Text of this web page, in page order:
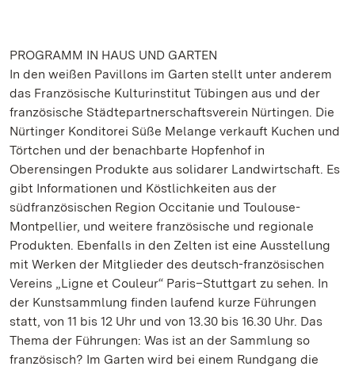
PROGRAMM IN HAUS UND GARTEN
In den weißen Pavillons im Garten stellt unter anderem
das Französische Kulturinstitut Tübingen aus und der
französische Städtepartnerschaftsverein Nürtingen. Die
Nürtinger Konditorei Süße Melange verkauft Kuchen und
Törtchen und der benachbarte Hopfenhof in
Oberensingen Produkte aus solidarer Landwirtschaft. Es
gibt Informationen und Köstlichkeiten aus der
südfranzösischen Region Occitanie und Toulouse-
Montpellier, und weitere französische und regionale
Produkten. Ebenfalls in den Zelten ist eine Ausstellung
mit Werken der Mitglieder des deutsch-französischen
Vereins „Ligne et Couleur“ Paris–Stuttgart zu sehen. In
der Kunstsammlung finden laufend kurze Führungen
statt, von 11 bis 12 Uhr und von 13.30 bis 16.30 Uhr. Das
Thema der Führungen: Was ist an der Sammlung so
französisch? Im Garten wird bei einem Rundgang die